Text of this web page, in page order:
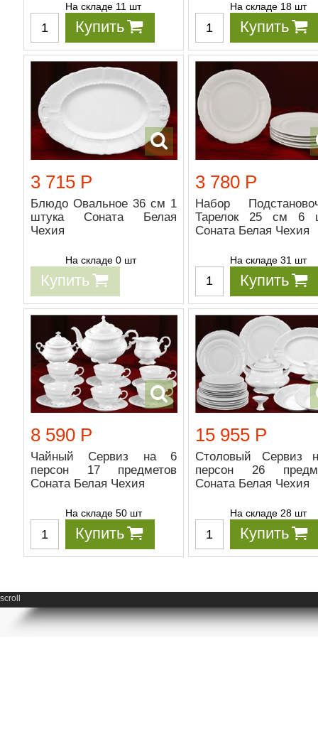
На складе 11 шт
Купить
На складе 18 шт
Купить
3 715 Р
Блюдо Овальное 36 см 1
штука Соната Белая
Чехия
На складе 0 шт
Купить
3 780 Р
Набор
Тарелок 25 см 6
Соната Белая Чехия
На складе 31 шт
Купить
8 590 Р
Чайный Сервиз на 6
персон 17 предметов
Соната Белая Чехия
На складе 50 шт
Купить
15 955 Р
Столовый Сервиз
персон 26
Соната Белая Чехия
На складе 28 шт
Купить
scroll